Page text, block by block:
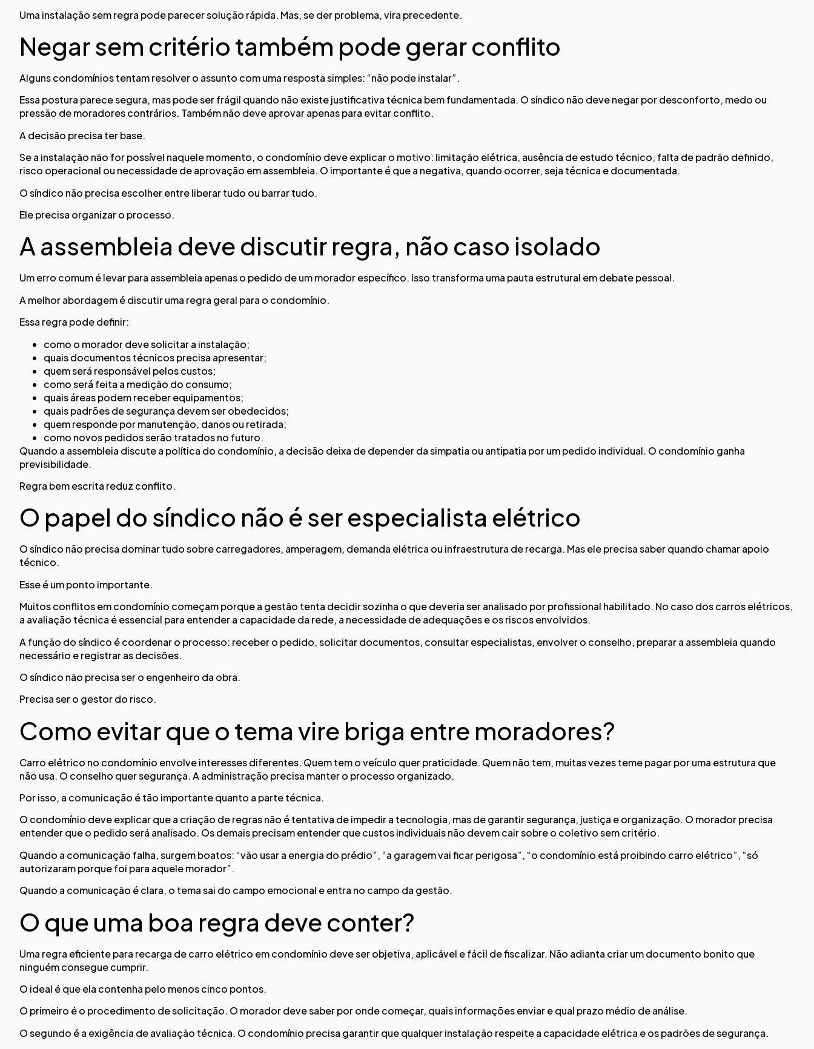
Uma instalação sem regra pode parecer solução rápida. Mas, se der problema, vira precedente.
Negar sem critério também pode gerar conflito
Alguns condomínios tentam resolver o assunto com uma resposta simples: “não pode instalar”.
Essa postura parece segura, mas pode ser frágil quando não existe justificativa técnica bem fundamentada. O síndico não deve negar por desconforto, medo ou
pressão de moradores contrários. Também não deve aprovar apenas para evitar conflito.
A decisão precisa ter base.
Se a instalação não for possível naquele momento, o condomínio deve explicar o motivo: limitação elétrica, ausência de estudo técnico, falta de padrão definido,
risco operacional ou necessidade de aprovação em assembleia. O importante é que a negativa, quando ocorrer, seja técnica e documentada.
O síndico não precisa escolher entre liberar tudo ou barrar tudo.
Ele precisa organizar o processo.
A assembleia deve discutir regra, não caso isolado
Um erro comum é levar para assembleia apenas o pedido de um morador específico. Isso transforma uma pauta estrutural em debate pessoal.
A melhor abordagem é discutir uma regra geral para o condomínio.
Essa regra pode definir:
como o morador deve solicitar a instalação;
quais documentos técnicos precisa apresentar;
quem será responsável pelos custos;
como será feita a medição do consumo;
quais áreas podem receber equipamentos;
quais padrões de segurança devem ser obedecidos;
quem responde por manutenção, danos ou retirada;
como novos pedidos serão tratados no futuro.
Quando a assembleia discute a política do condomínio, a decisão deixa de depender da simpatia ou antipatia por um pedido individual. O condomínio ganha
previsibilidade.
Regra bem escrita reduz conflito.
O papel do síndico não é ser especialista elétrico
O síndico não precisa dominar tudo sobre carregadores, amperagem, demanda elétrica ou infraestrutura de recarga. Mas ele precisa saber quando chamar apoio
técnico.
Esse é um ponto importante.
Muitos conflitos em condomínio começam porque a gestão tenta decidir sozinha o que deveria ser analisado por profissional habilitado. No caso dos carros elétricos,
a avaliação técnica é essencial para entender a capacidade da rede, a necessidade de adequações e os riscos envolvidos.
A função do síndico é coordenar o processo: receber o pedido, solicitar documentos, consultar especialistas, envolver o conselho, preparar a assembleia quando
necessário e registrar as decisões.
O síndico não precisa ser o engenheiro da obra.
Precisa ser o gestor do risco.
Como evitar que o tema vire briga entre moradores?
Carro elétrico no condomínio envolve interesses diferentes. Quem tem o veículo quer praticidade. Quem não tem, muitas vezes teme pagar por uma estrutura que
não usa. O conselho quer segurança. A administração precisa manter o processo organizado.
Por isso, a comunicação é tão importante quanto a parte técnica.
O condomínio deve explicar que a criação de regras não é tentativa de impedir a tecnologia, mas de garantir segurança, justiça e organização. O morador precisa
entender que o pedido será analisado. Os demais precisam entender que custos individuais não devem cair sobre o coletivo sem critério.
Quando a comunicação falha, surgem boatos: “vão usar a energia do prédio”, “a garagem vai ficar perigosa”, “o condomínio está proibindo carro elétrico”, “só
autorizaram porque foi para aquele morador”.
Quando a comunicação é clara, o tema sai do campo emocional e entra no campo da gestão.
O que uma boa regra deve conter?
Uma regra eficiente para recarga de carro elétrico em condomínio deve ser objetiva, aplicável e fácil de fiscalizar. Não adianta criar um documento bonito que
ninguém consegue cumprir.
O ideal é que ela contenha pelo menos cinco pontos.
O primeiro é o procedimento de solicitação. O morador deve saber por onde começar, quais informações enviar e qual prazo médio de análise.
O segundo é a exigência de avaliação técnica. O condomínio precisa garantir que qualquer instalação respeite a capacidade elétrica e os padrões de segurança.